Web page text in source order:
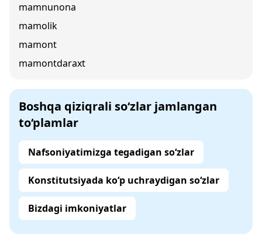
mamnunona
mamolik
mamont
mamontdaraxt
Boshqa qiziqrali so‘zlar jamlangan
to‘plamlar
Nafsoniyatimizga tegadigan so‘zlar
Konstitutsiyada ko‘p uchraydigan so‘zlar
Bizdagi imkoniyatlar